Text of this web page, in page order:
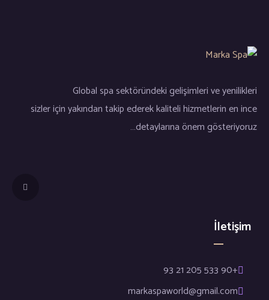
Global spa sektöründeki gelişimleri ve yenilikleri
sizler için yakından takip ederek kaliteli hizmetlerin en ince
detaylarına önem gösteriyoruz…
İletişim
+90 533 205 21 93
markaspaworld@gmail.com